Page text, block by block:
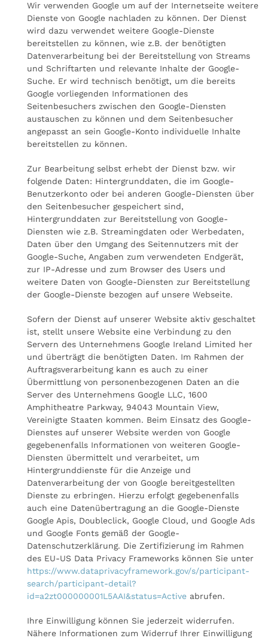
Wir verwenden Google um auf der Internetseite weitere
Dienste von Google nachladen zu können. Der Dienst
wird dazu verwendet weitere Google-Dienste
bereitstellen zu können, wie z.B. der benötigten
Datenverarbeitung bei der Bereitstellung von Streams
und Schriftarten und relevante Inhalte der Google-
Suche. Er wird technisch benötigt, um die bereits
Google vorliegenden Informationen des
Seitenbesuchers zwischen den Google-Diensten
austauschen zu können und dem Seitenbesucher
angepasst an sein Google-Konto individuelle Inhalte
bereitstellen zu können.
Zur Bearbeitung selbst erhebt der Dienst bzw. wir
folgende Daten: Hintergrunddaten, die im Google-
Benutzerkonto oder bei anderen Google-Diensten über
den Seitenbesucher gespeichert sind,
Hintergrunddaten zur Bereitstellung von Google-
Diensten wie z.B. Streamingdaten oder Werbedaten,
Daten über den Umgang des Seitennutzers mit der
Google-Suche, Angaben zum verwendeten Endgerät,
zur IP-Adresse und zum Browser des Users und
weitere Daten von Google-Diensten zur Bereitstellung
der Google-Dienste bezogen auf unsere Webseite.
Sofern der Dienst auf unserer Website aktiv geschaltet
ist, stellt unsere Website eine Verbindung zu den
Servern des Unternehmens Google Ireland Limited her
und überträgt die benötigten Daten. Im Rahmen der
Auftragsverarbeitung kann es auch zu einer
Übermittlung von personenbezogenen Daten an die
Server des Unternehmens Google LLC, 1600
Amphitheatre Parkway, 94043 Mountain View,
Vereinigte Staaten kommen. Beim Einsatz des Google-
Dienstes auf unserer Website werden von Google
gegebenenfalls Informationen von weiteren Google-
Diensten übermittelt und verarbeitet, um
Hintergrunddienste für die Anzeige und
Datenverarbeitung der von Google bereitgestellten
Dienste zu erbringen. Hierzu erfolgt gegebenenfalls
auch eine Datenübertragung an die Google-Dienste
Google Apis, Doubleclick, Google Cloud, und Google Ads
und Google Fonts gemäß der Google-
Datenschutzerklärung. Die Zertifizierung im Rahmen
des EU-US Data Privacy Frameworks können Sie unter
https://www.dataprivacyframework.gov/s/participant-
search/participant-detail?
id=a2zt000000001L5AAI&status=Active abrufen.
Ihre Einwilligung können Sie jederzeit widerrufen.
Nähere Informationen zum Widerruf Ihrer Einwilligung